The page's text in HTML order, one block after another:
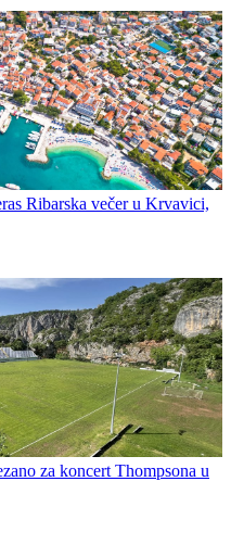
Ribarska večer u Krvavici,
za koncert Thompsona u